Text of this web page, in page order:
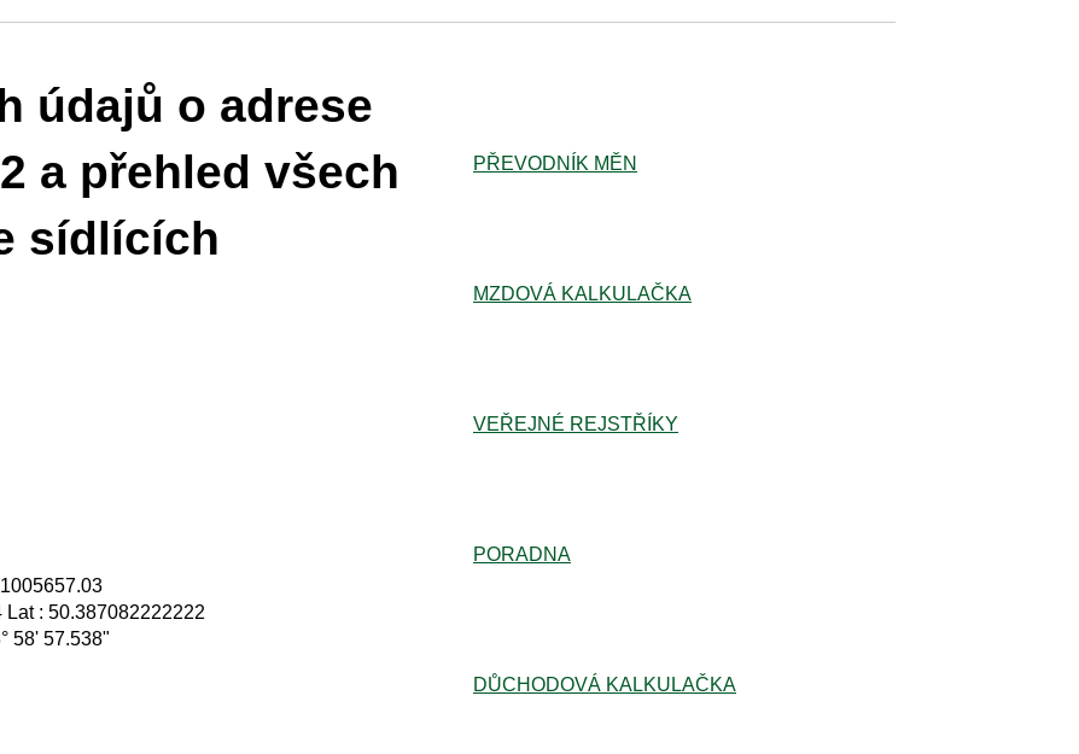
údajů o adrese
a přehled všech
sídlících
Lat : 50.387082222222
58' 57.538"
PŘEVODNÍK MĚN
MZDOVÁ KALKULAČKA
VEŘEJNÉ REJSTŘÍKY
PORADNA
DŮCHODOVÁ KALKULAČKA